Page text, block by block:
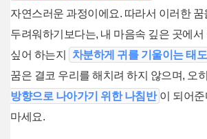
자연스러운 과정이에요. 따라서 이러한
두려워하기보다는, 내 마음속 깊은 곳에
싶어 하는지
차분하게 귀를 기울이는 태도
꿈은 결코 우리를 해치려 하지 않으며, 오
방향으로 나아가기 위한 나침반 이 되어준
마세요.